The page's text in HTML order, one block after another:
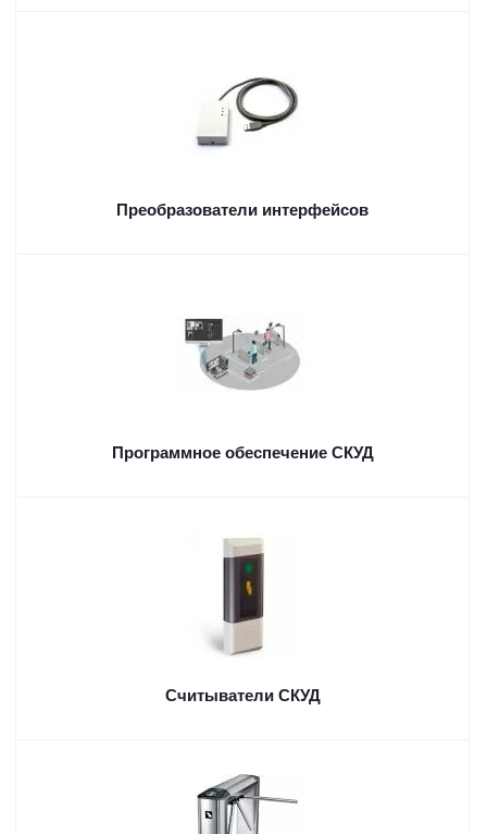
Преобразователи интерфейсов
Программное обеспечение СКУД
Считыватели СКУД